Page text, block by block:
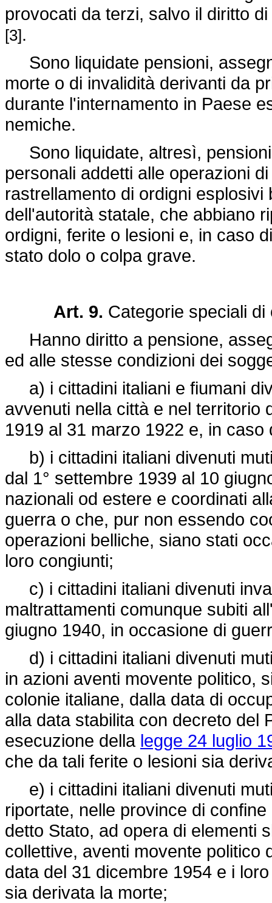
provocati da terzi, salvo il diritto
[3].
Sono liquidate pensioni,
morte o di invalidità derivanti da
durante l'internamento in Paese
nemiche.
Sono liquidate, altresì,
personali addetti alle operazioni
rastrellamento di ordigni
dell'autorità statale, che abbiano
ordigni, ferite o lesioni e, in caso
stato dolo o colpa grave.
Art. 9. Categorie speciali di
Hanno diritto a pensione,
ed alle stesse condizioni dei
a) i cittadini italiani e fiumani
avvenuti nella città e nel territorio
1919 al 31 marzo 1922 e, in
b) i cittadini italiani divenuti
dal 1° settembre 1939 al 10
nazionali od estere e coordinati
guerra o che, pur non essendo
operazioni belliche, siano stati
loro congiunti;
c) i cittadini italiani divenuti
maltrattamenti comunque subiti
giugno 1940, in occasione di
d) i cittadini italiani divenuti
in azioni aventi movente politico,
colonie italiane, dalla data di
alla data stabilita con decreto del
esecuzione della legge 24 luglio
che da tali ferite o lesioni sia
e) i cittadini italiani divenuti
riportate, nelle province di
detto Stato, ad opera di elementi
collettive, aventi movente politico
data del 31 dicembre 1954 e i
sia derivata la morte;